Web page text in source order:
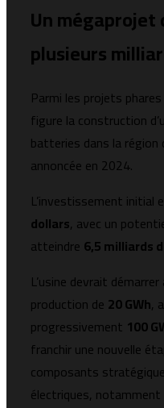
Un
plusieurs
Parmi les projets
figure la construction
batteries dans la
annoncée en 2024.
L’investissement initial
dollars, avec un
atteindre 6,5 milliards
L’usine devrait
production de 20 GWh,
progressivement 100
franchir une nouvelle
composants
électriques,